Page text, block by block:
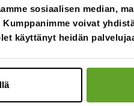
sosiaalisen median,
voivat
käyttänyt heidän